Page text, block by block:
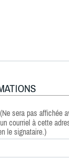
(Ne sera pas affichée
courriel à cette
le signataire.)